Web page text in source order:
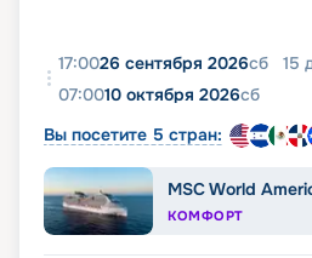
17:0026 сентября 2026сб 15
07:0010 октября 2026сб
Вы посетите 5 стран:
MSC World
КОМФОРТ